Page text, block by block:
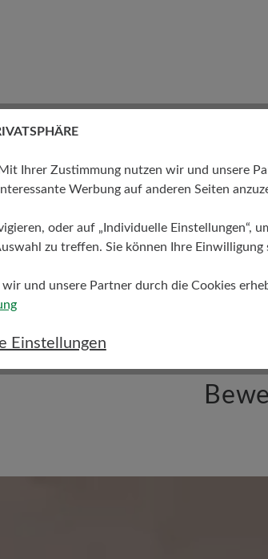
Ihrer Zustimmung nutzen wir und unsere
Werbung auf anderen Seiten
oder auf „Individuelle Einstellungen“,
zu treffen. Sie können Ihre
und unsere Partner durch die Cookies
Einstellungen